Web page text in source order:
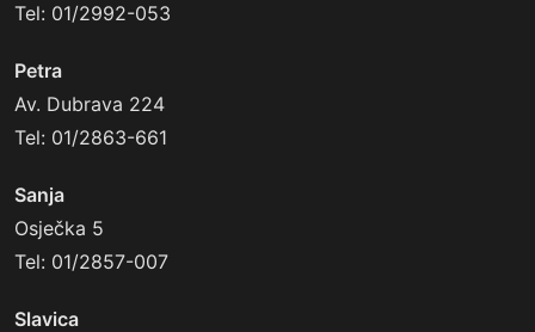
Tel: 01/2992-053
Petra
Av. Dubrava 224
Tel: 01/2863-661
Sanja
Osječka 5
Tel: 01/2857-007
Slavica